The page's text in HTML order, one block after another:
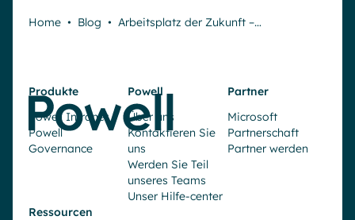
Home • Blog • Arbeitsplatz der Zukunft –…
Produkte
Powell Intranet
Powell
Governance
Powell
Über uns
Kontaktieren Sie
uns
Werden Sie Teil
unseres Teams
Unser Hilfe-center
Partner
Microsoft
Partnerschaft
Partner werden
Ressourcen